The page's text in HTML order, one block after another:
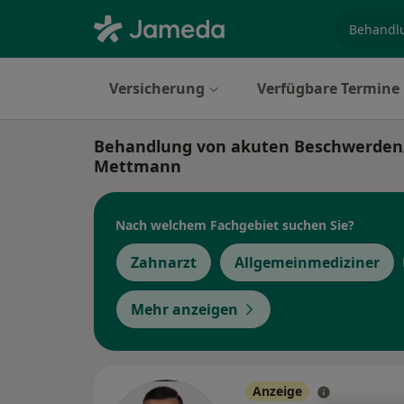
Versicherung Verfügbare Termine
Behandlung von akuten
Mettmann
Nach welchem Fachgebiet suchen Sie?
Zahnarzt Allgemeinmediziner
Mehr anzeigen
Anzeige